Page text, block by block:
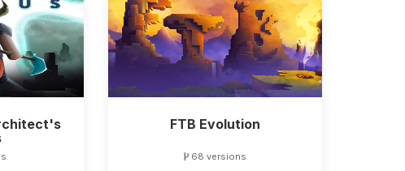
FTB Evolution
68 versions